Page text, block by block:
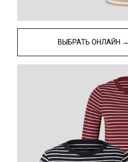
ВЫБРАТЬ ОНЛАЙН →